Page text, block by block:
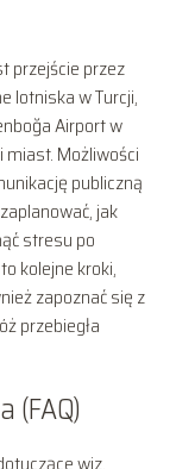
przejście przez
lotniska w Turcji,
Airport w
miast. Możliwości
publiczną
jak
stresu po
kolejne kroki,
zapoznać się z
przebiegła
(FAQ)